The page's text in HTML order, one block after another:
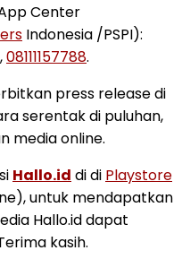
Center
Indonesia /PSPI):
,08111157788.
press release di
serentak di puluhan,
media online.
Hallo.id di di Playstore
untuk mendapatkan
Hallo.id dapat
kasih.